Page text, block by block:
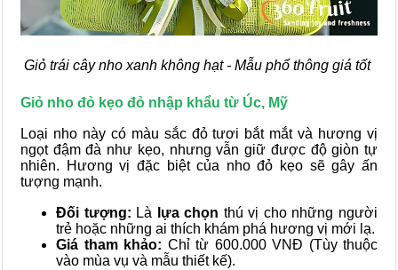
Giỏ trái cây nho xanh không hạt - Mẫu phổ thông giá tốt
Giỏ nho đỏ kẹo đỏ nhập khẩu từ Úc, Mỹ
Loại nho này có màu sắc đỏ tươi bắt mắt và hương vị
ngọt đậm đà như kẹo, nhưng vẫn giữ được độ giòn tự
nhiên. Hương vị đặc biệt của nho đỏ kẹo sẽ gây ấn
tượng mạnh.
Đối tượng: Là lựa chọn thú vị cho những người
trẻ hoặc những ai thích khám phá hương vị mới lạ.
Giá tham khảo: Chỉ từ 600.000 VNĐ (Tùy thuộc
vào mùa vụ và mẫu thiết kế).